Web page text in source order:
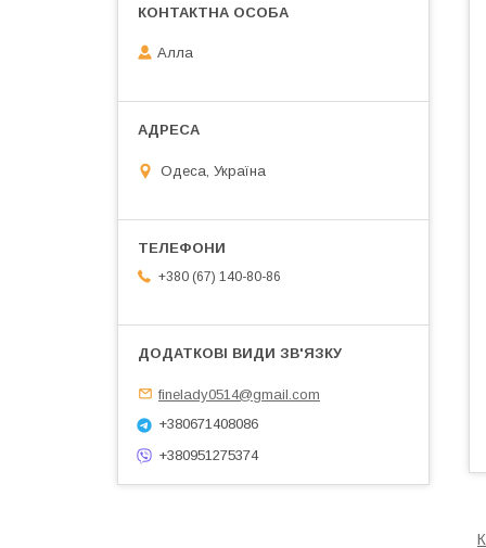
Алла
Одеса, Україна
+380 (67) 140-80-86
finelady0514@gmail.com
+380671408086
+380951275374